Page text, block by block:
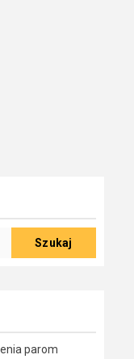
Szukaj
parom